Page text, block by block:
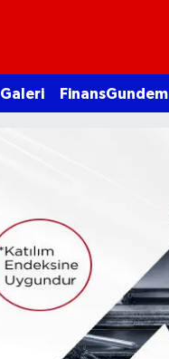
Galeri FinansGundem